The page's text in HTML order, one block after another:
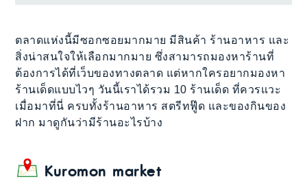
ตลาดแห่งนี้มีซอกซอยมากมาย มีสินค้า ร้านอาหาร และ
สิ่งน่าสนใจให้เลือกมากมาย ซึ่งสามารถมองหาร้านที่
ต้องการได้ที่เว็บของทางตลาด แต่หากใครอยากมองหา
ร้านเด็ดแบบไวๆ วันนี้เราได้รวม 10 ร้านเด็ด ที่ควรแวะ
เมื่อมาที่นี่ ครบทั้งร้านอาหาร สตรีทฟู๊ด และของกินของ
ฝาก มาดูกันว่ามีร้านอะไรบ้าง
Kuromon market